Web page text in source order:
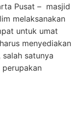
Pusat – masjid
melaksanakan
untuk umat
menyediakan
satunya